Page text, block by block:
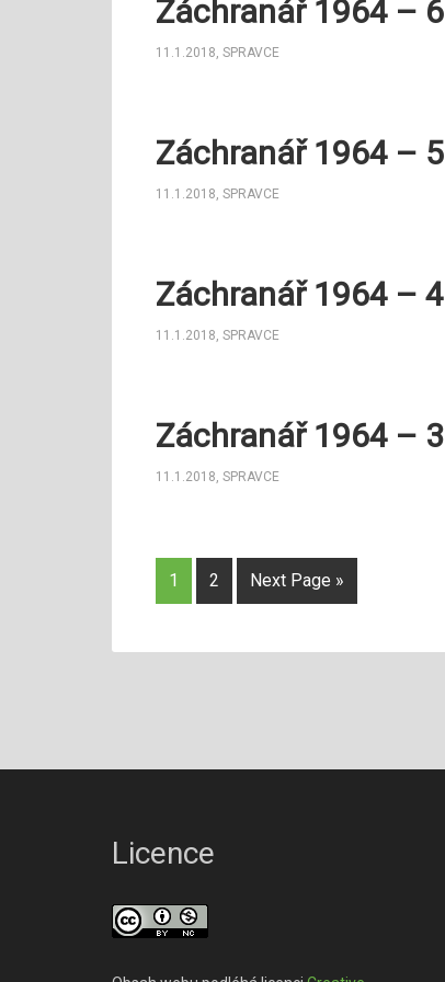
Záchranář 1964 – 6
11.1.2018, SPRAVCE
Záchranář 1964 – 5
11.1.2018, SPRAVCE
Záchranář 1964 – 4
11.1.2018, SPRAVCE
Záchranář 1964 – 3
11.1.2018, SPRAVCE
1 2 Next Page »
Licence